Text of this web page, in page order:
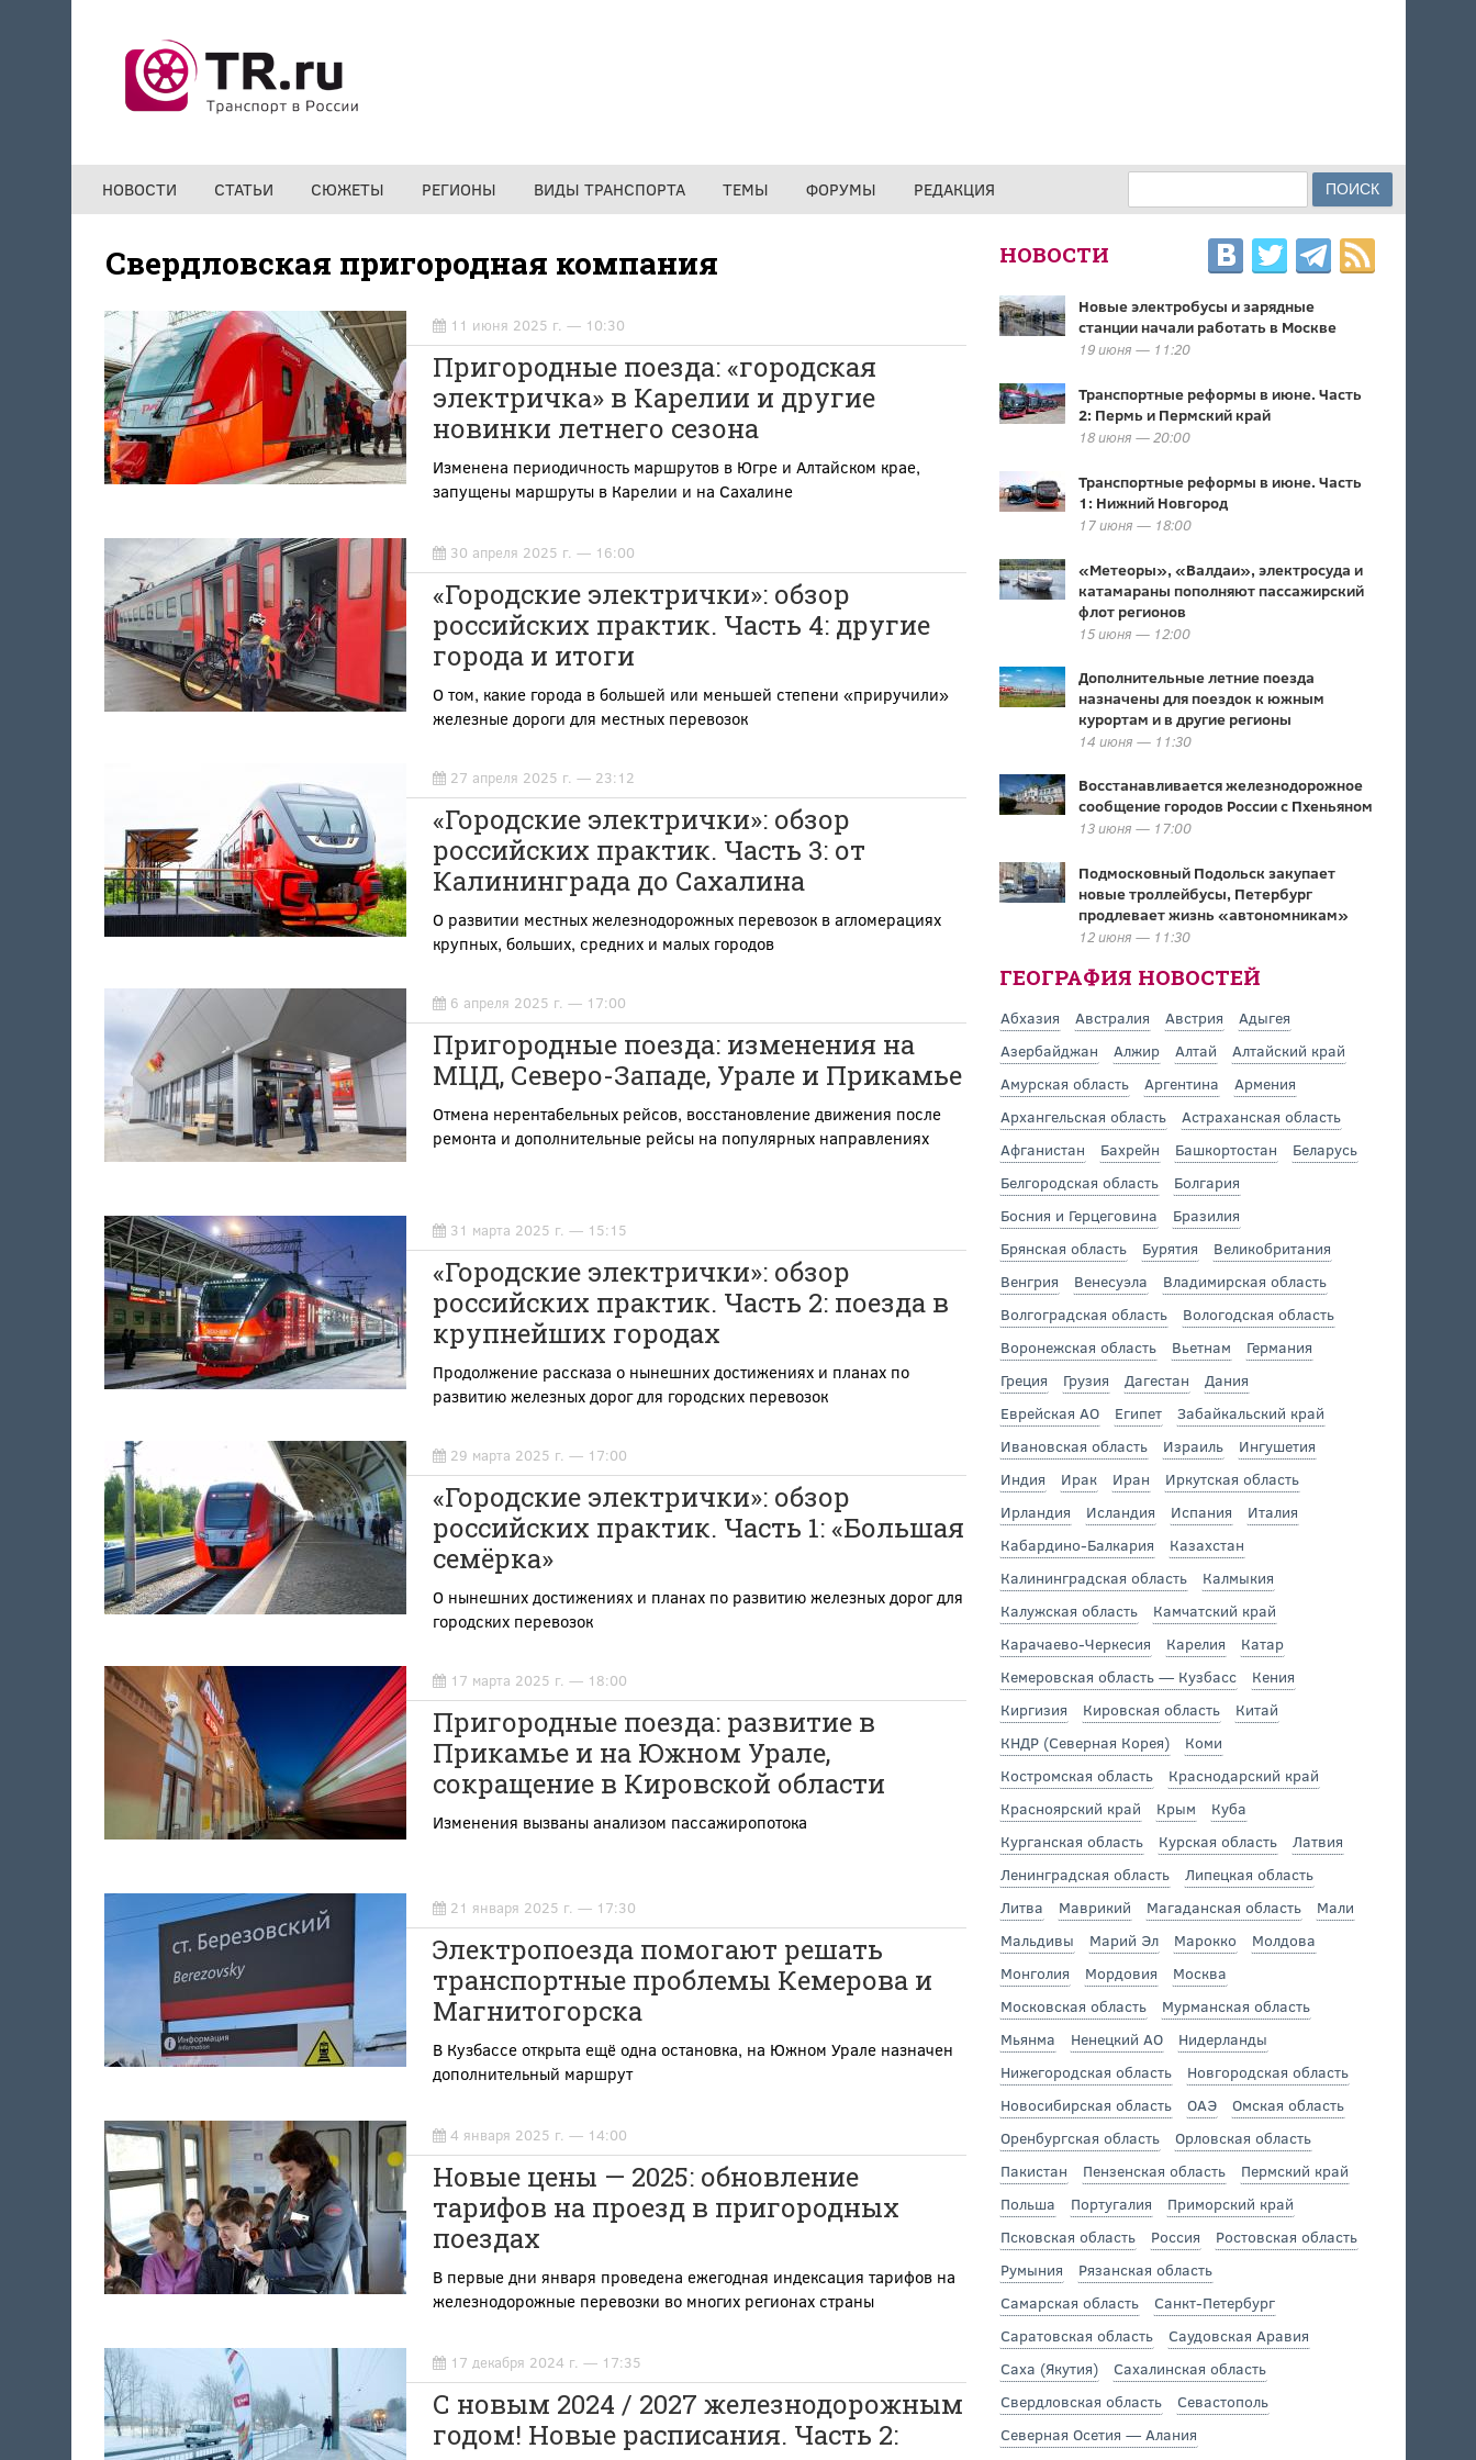
НОВОСТИ СТАТЬИ СЮЖЕТЫ РЕГИОНЫ ВИДЫ ТРАНСПОРТА ТЕМЫ ФОРУМЫ РЕДАКЦИЯ ФОРМА ПОИСКА
Свердловская пригородная компания
11 июня 2025 г. — 10:30
Пригородные поезда: «городская
электричка» в Карелии и другие
новинки летнего сезона
Изменена периодичность маршрутов в Югре и Алтайском крае,
запущены маршруты в Карелии и на Сахалине
30 апреля 2025 г. — 16:00
«Городские электрички»: обзор
российских практик. Часть 4: другие
города и итоги
О том, какие города в большей или меньшей степени «приручили»
железные дороги для местных перевозок
27 апреля 2025 г. — 23:12
«Городские электрички»: обзор
российских практик. Часть 3: от
Калининграда до Сахалина
О развитии местных железнодорожных перевозок в агломерациях
крупных, больших, средних и малых городов
6 апреля 2025 г. — 17:00
Пригородные поезда: изменения на
МЦД, Северо-Западе, Урале и Прикамье
Отмена нерентабельных рейсов, восстановление движения после
ремонта и дополнительные рейсы на популярных направлениях
31 марта 2025 г. — 15:15
«Городские электрички»: обзор
российских практик. Часть 2: поезда в
крупнейших городах
Продолжение рассказа о нынешних достижениях и планах по
развитию железных дорог для городских перевозок
29 марта 2025 г. — 17:00
«Городские электрички»: обзор
российских практик. Часть 1: «Большая
семёрка»
О нынешних достижениях и планах по развитию железных дорог для
городских перевозок
17 марта 2025 г. — 18:00
Пригородные поезда: развитие в
Прикамье и на Южном Урале,
сокращение в Кировской области
Изменения вызваны анализом пассажиропотока
21 января 2025 г. — 17:30
Электропоезда помогают решать
транспортные проблемы Кемерова и
Магнитогорска
В Кузбассе открыта ещё одна остановка, на Южном Урале назначен
дополнительный маршрут
4 января 2025 г. — 14:00
Новые цены — 2025: обновление
тарифов на проезд в пригородных
поездах
В первые дни января проведена ежегодная индексация тарифов на
железнодорожные перевозки во многих регионах страны
17 декабря 2024 г. — 17:35
С новым 2024 / 2027 железнодорожным
годом! Новые расписания. Часть 2:
НОВОСТИ
Новые электробусы и зарядные
станции начали работать в Москве
19 июня — 11:20
Транспортные реформы в июне. Часть
2: Пермь и Пермский край
18 июня — 20:00
Транспортные реформы в июне. Часть
1: Нижний Новгород
17 июня — 18:00
«Метеоры», «Валдаи», электросуда и
катамараны пополняют пассажирский
флот регионов
15 июня — 12:00
Дополнительные летние поезда
назначены для поездок к южным
курортам и в другие регионы
14 июня — 11:30
Восстанавливается железнодорожное
сообщение городов России с Пхеньяном
13 июня — 17:00
Подмосковный Подольск закупает
новые троллейбусы, Петербург
продлевает жизнь «автономникам»
12 июня — 11:30
ГЕОГРАФИЯ НОВОСТЕЙ
Абхазия Австралия Австрия
Адыгея
Азербайджан
Алжир Алтай
Алтайский край
Амурская область
Аргентина
Армения
Архангельская область
Астраханская область
Афганистан
Бахрейн Башкортостан
Беларусь
Белгородская область
Болгария
Босния и Герцеговина
Бразилия
Брянская область
Бурятия
Великобритания
Венгрия
Венесуэла
Владимирская область
Волгоградская область
Вологодская область
Воронежская область
Вьетнам
Германия
Греция
Грузия Дагестан
Дания
Еврейская АО
Египет
Забайкальский край
Ивановская область
Израиль
Ингушетия
Индия
Ирак Иран
Иркутская область
Ирландия
Исландия Испания
Италия
Кабардино-Балкария
Казахстан
Калининградская область
Калмыкия
Калужская область
Камчатский край
Карачаево-Черкесия
Карелия
Катар
Кемеровская область — Кузбасс
Кения
Киргизия
Кировская область
Китай
КНДР (Северная Корея)
Коми
Костромская область
Краснодарский край
Красноярский край
Крым
Куба
Курганская область
Курская область
Латвия
Ленинградская область
Липецкая область
Литва
Маврикий Магаданская область
Мали
Мальдивы
Марий Эл Марокко
Молдова
Монголия
Мордовия
Москва
Московская область
Мурманская область
Мьянма
Ненецкий АО
Нидерланды
Нижегородская область
Новгородская область
Новосибирская область
ОАЭ
Омская область
Оренбургская область
Орловская область
Пакистан
Пензенская область
Пермский край
Польша
Португалия
Приморский край
Псковская область
Россия
Ростовская область
Румыния
Рязанская область
Самарская область
Санкт-Петербург
Саратовская область
Саудовская Аравия
Саха (Якутия)
Сахалинская область
Свердловская область
Севастополь
Северная Осетия — Алания